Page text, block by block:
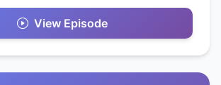
View Episode